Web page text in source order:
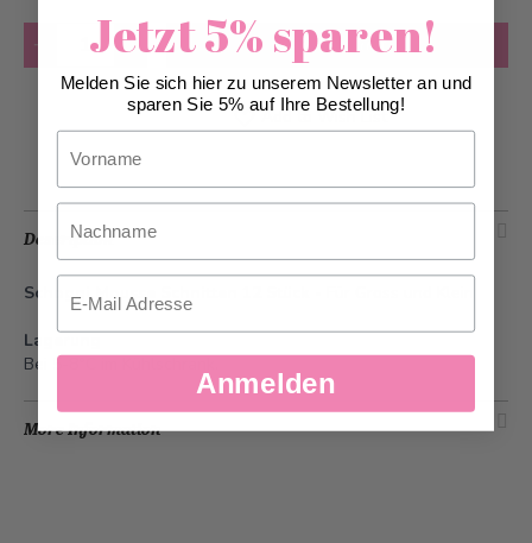
Add to Cart
Add to Wish List
Description
Schoggi Mousse Schnitten 12 Stück -
Lagerung
Bei 5-8°C im Kühlschrank.
More Information
Jetzt 5% sparen!
Melden Sie sich hier zu unserem Newsletter an und
sparen Sie 5% auf Ihre Bestellung!
Nachname
Email
Anmelden